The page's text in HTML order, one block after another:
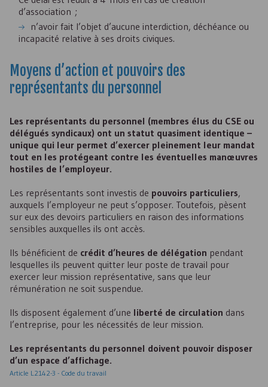
d’association ;
n’avoir fait l’objet d’aucune interdiction, déchéance ou
incapacité relative à ses droits civiques.
Moyens d’action et pouvoirs des
représentants du personnel
Les représentants du personnel (membres élus du CSE ou
délégués syndicaux) ont un statut quasiment identique –
unique qui leur permet d’exercer pleinement leur mandat
tout en les protégeant contre les éventuelles manœuvres
hostiles de l’employeur.
Les représentants sont investis de pouvoirs particuliers,
auxquels l’employeur ne peut s’opposer. Toutefois, pèsent
sur eux des devoirs particuliers en raison des informations
sensibles auxquelles ils ont accès.
Ils bénéficient de crédit d’heures de délégation pendant
lesquelles ils peuvent quitter leur poste de travail pour
exercer leur mission représentative, sans que leur
rémunération ne soit suspendue.
Ils disposent également d’une liberté de circulation dans
l’entreprise, pour les nécessités de leur mission.
Les représentants du personnel doivent pouvoir disposer
d’un espace d’affichage.
Article L2142-3 - Code du travail